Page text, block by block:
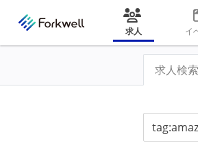
求人 イ
求人検索